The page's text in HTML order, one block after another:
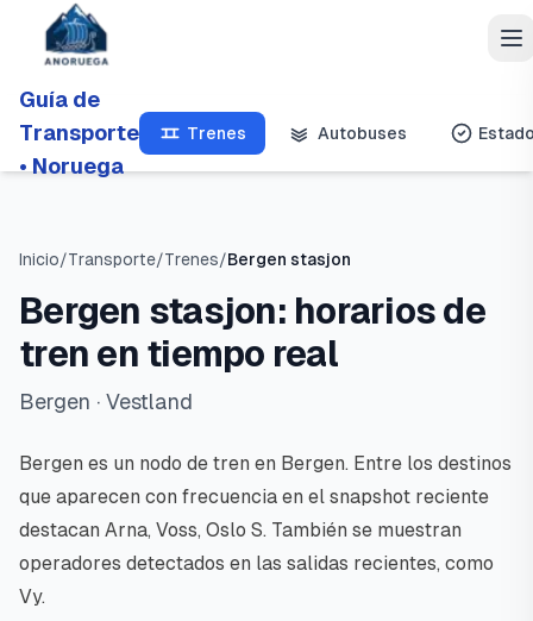
Guía de
Transporte
• Noruega
Trenes Autobuses
Inicio/Transporte/Trenes/Bergen stasjon
Bergen stasjon: horarios de
tren en tiempo real
Bergen · Vestland
Bergen es un nodo de tren en Bergen. Entre los destinos
que aparecen con frecuencia en el snapshot reciente
destacan Arna, Voss, Oslo S. También se muestran
operadores detectados en las salidas recientes, como
Vy.